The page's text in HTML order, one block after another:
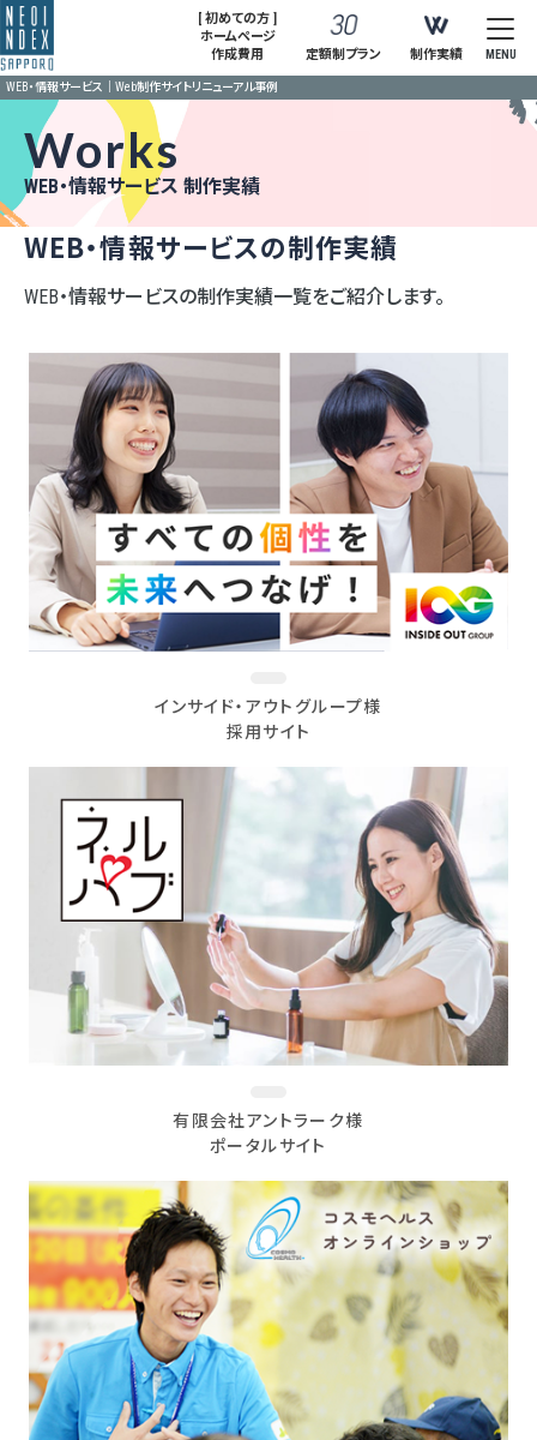
[ 初めての方 ]
ホームページ
作成費用
定額制プラン 制作実績 MENU
WEB・情報サービス｜Web制作サイトリニューアル事例
Works
WEB・情報サービス 制作実績
WEB・情報サービスの制作実績
WEB・情報サービスの制作実績一覧をご紹介します。
インサイド・アウトグループ様
採用サイト
有限会社アントラーク様
ポータルサイト